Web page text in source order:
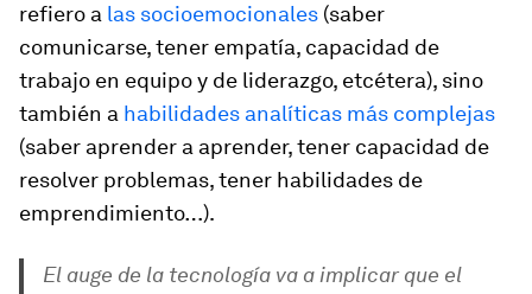
refiero a las socioemocionales (saber
comunicarse, tener empatía, capacidad de
trabajo en equipo y de liderazgo, etcétera), sino
también a habilidades analíticas más complejas
(saber aprender a aprender, tener capacidad de
resolver problemas, tener habilidades de
emprendimiento…).
El auge de la tecnología va a implicar que el